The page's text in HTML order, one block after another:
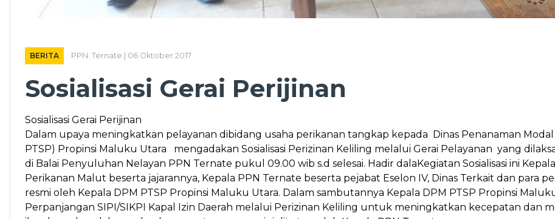
BERITA PPN. Ternate | 06 Oktober 2017
Sosialisasi Gerai Perijinan
Sosialisasi Gerai Perijinan
Dalam upaya meningkatkan pelayanan dibidang usaha perikanan tangkap kepada Dinas Penanaman
PTSP) Propinsi Maluku Utara mengadakan Sosialisasi Perizinan Keliling melalui Gerai Pelayanan yang
di Balai Penyuluhan Nelayan PPN Ternate pukul 09.00 wib s.d selesai. Hadir dalaKegiatan Sosialisasi ini
Perikanan Malut beserta jajarannya, Kepala PPN Ternate beserta pejabat Eselon IV, Dinas Terkait dan para
resmi oleh Kepala DPM PTSP Propinsi Maluku Utara. Dalam sambutannya Kepala DPM PTSP Propinsi
Perpanjangan SIPI/SIKPI Kapal Izin Daerah melalui Perizinan Keliling untuk meningkatkan kecepatan dan